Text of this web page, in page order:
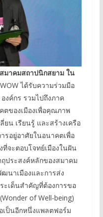
มาคมสถาปนิกสยาม ใน
ได้รับความร่วมมือ
งค์กร รวมไปถึงภาค
ของเมืองเพื่อคุณภาพ
น เรียนรู้ และสร้างเครือ
รอยู่อาศัยในอนาคตเพื่อ
จะตอบโจทย์เมืองในฝัน
ประสงค์หลักของสมาคม
นาเมืองและการส่ง
ะเด็นสำคัญที่ต้องการขอ
of Well-being)
เป็นอีกหนึ่งแพลตฟอร์ม